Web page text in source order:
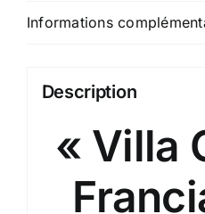
Informations
Description
« Villa